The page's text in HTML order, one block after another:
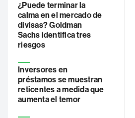
¿Puede terminar la
calma en el mercado de
divisas? Goldman
Sachs identifica tres
riesgos
Inversores en
préstamos se muestran
reticentes a medida que
aumenta el temor